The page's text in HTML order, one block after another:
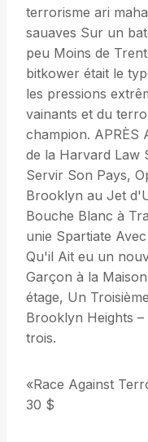
terrorisme ari
sauaves Sur un
peu Moins de
bitkower était le
les pressions
vainants et du
champion. APRÈS
de la Harvard Law
Servir Son Pays,
Brooklyn au Jet
Bouche Blanc à
unie Spartiate
Qu'il Ait eu un
Garçon à la
étage, Un
Brooklyn Heights
trois.
«Race Against
30 $